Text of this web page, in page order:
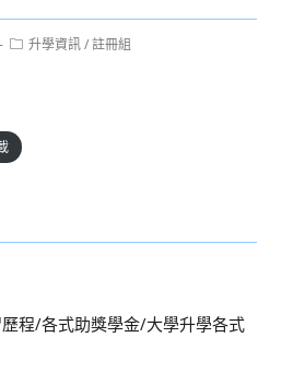
Post升學資訊 / 註冊組
程/各式助獎學金/大學升學各式